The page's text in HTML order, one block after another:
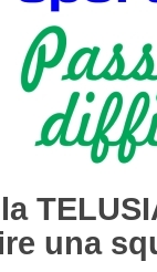
una